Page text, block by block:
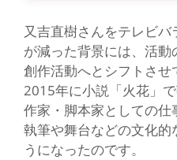
又吉直樹さんをテレビ
が減った背景には、活
創作活動へとシフトさせ
2015年に小説「火花」
作家・脚本家としての
執筆や舞台などの文化的
うになったのです。